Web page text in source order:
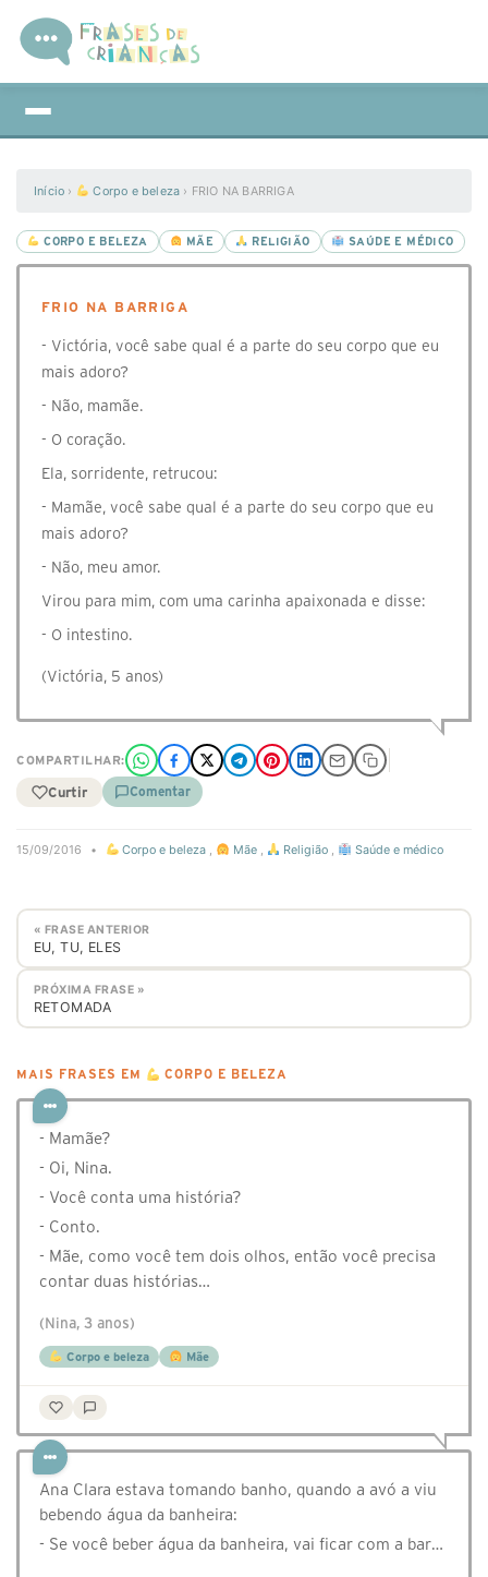
Início › Corpo e beleza › FRIO NA BARRIGA
CORPO E BELEZA MÃE RELIGIÃO SAÚDE E MÉDICO
FRIO NA BARRIGA
- Victória, você sabe qual é a parte do seu corpo que eu
mais adoro?
- Não, mamãe.
- O coração.
Ela, sorridente, retrucou:
- Mamãe, você sabe qual é a parte do seu corpo que eu
mais adoro?
- Não, meu amor.
Virou para mim, com uma carinha apaixonada e disse:
- O intestino.
(Victória, 5 anos)
COMPARTILHAR:
Curtir Comentar
15/09/2016 • Corpo e beleza , Mãe, Religião , Saúde e médico
« FRASE ANTERIOR
EU, TU, ELES
PRÓXIMA FRASE »
RETOMADA
MAIS FRASES EM CORPO E BELEZA
- Mamãe?
- Oi, Nina.
- Você conta uma história?
- Conto.
- Mãe, como você tem dois olhos, então você precisa
contar duas histórias…
(Nina, 3 anos)
Corpo e beleza Mãe
Ana Clara estava tomando banho, quando a avó a viu
bebendo água da banheira:
- Se você beber água da banheira, vai ficar com a bar…